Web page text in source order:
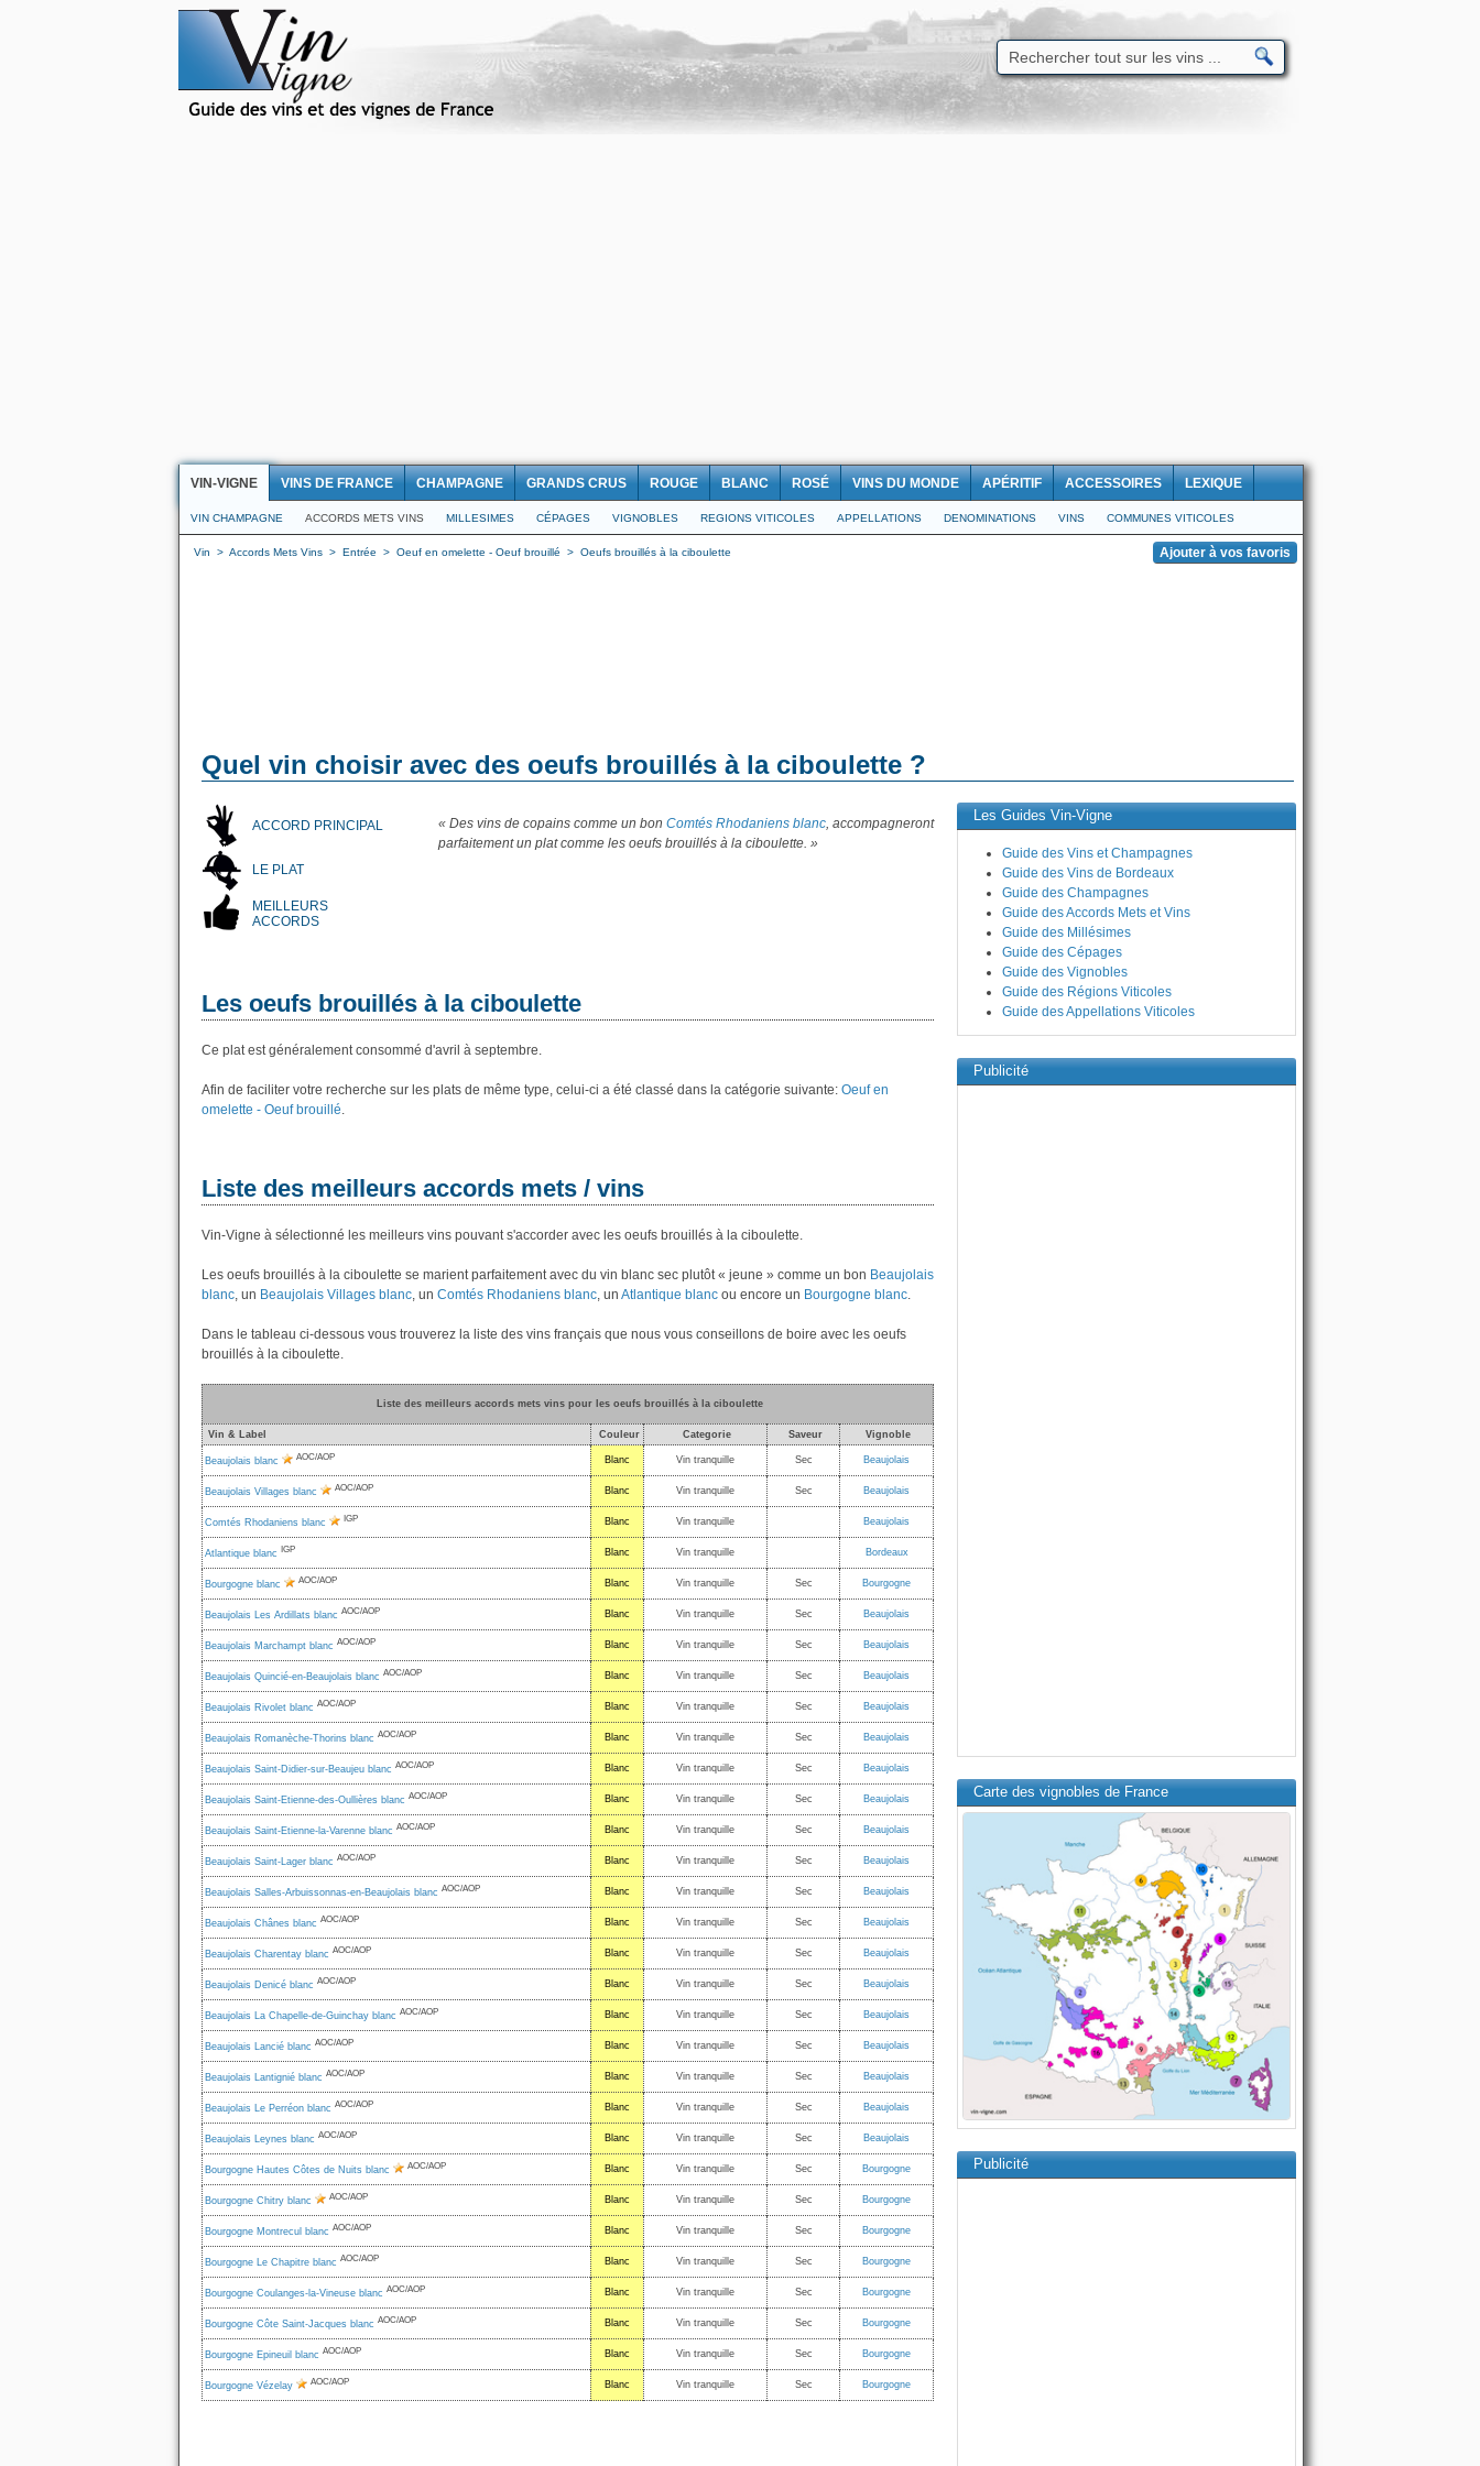
VIN-VIGNE VINS DE FRANCE CHAMPAGNE GRANDS CRUS ROUGE BLANC ROSÉ VINS DU MONDE APÉRITIF ACCESSOIRES LEXIQUE
VIN CHAMPAGNE ACCORDS METS VINS MILLESIMES CÉPAGES VIGNOBLES REGIONS VITICOLES APPELLATIONS DENOMINATIONS VINS COMMUNES VITICOLES
Vin > Accords Mets Vins > Entrée > Oeuf en omelette - Oeuf brouillé > Oeufs brouillés à la ciboulette
Quel vin choisir avec des oeufs brouillés à la ciboulette ?
ACCORD PRINCIPAL
LE PLAT
MEILLEURS
ACCORDS
« Des vins de copains comme un bon Comtés Rhodaniens blanc, accompagneront
parfaitement un plat comme les oeufs brouillés à la ciboulette. »
Les oeufs brouillés à la ciboulette
Ce plat est généralement consommé d'avril à septembre.
Afin de faciliter votre recherche sur les plats de même type, celui-ci a été classé dans la catégorie suivante: Oeuf en
omelette - Oeuf brouillé.
Liste des meilleurs accords mets / vins
Vin-Vigne à sélectionné les meilleurs vins pouvant s'accorder avec les oeufs brouillés à la ciboulette.
Les oeufs brouillés à la ciboulette se marient parfaitement avec du vin blanc sec plutôt « jeune » comme un bon Beaujolais
blanc, un Beaujolais Villages blanc, un Comtés Rhodaniens blanc, un Atlantique blanc ou encore un Bourgogne blanc.
Dans le tableau ci-dessous vous trouverez la liste des vins français que nous vous conseillons de boire avec les oeufs
brouillés à la ciboulette.
Liste des meilleurs accords mets vins pour les oeufs brouillés à la ciboulette
Vin & Label Couleur Categorie Saveur Vignoble
Beaujolais blanc AOC/AOP Blanc Vin tranquille Sec Beaujolais
Beaujolais Villages blanc AOC/AOP Blanc Vin tranquille Sec Beaujolais
Comtés Rhodaniens blanc IGP Blanc Vin tranquille Beaujolais
Atlantique blanc IGP Blanc Vin tranquille Bordeaux
Bourgogne blanc AOC/AOP Blanc Vin tranquille Sec Bourgogne
Beaujolais Les Ardillats blanc AOC/AOP Blanc Vin tranquille Sec Beaujolais
Beaujolais Marchampt blanc AOC/AOP Blanc Vin tranquille Sec Beaujolais
Beaujolais Quincié-en-Beaujolais blanc AOC/AOP Blanc Vin tranquille Sec Beaujolais
Beaujolais Rivolet blanc AOC/AOP Blanc Vin tranquille Sec Beaujolais
Beaujolais Romanèche-Thorins blanc AOC/AOP Blanc Vin tranquille Sec Beaujolais
Beaujolais Saint-Didier-sur-Beaujeu blanc AOC/AOP Blanc Vin tranquille Sec Beaujolais
Beaujolais Saint-Etienne-des-Oullières blanc AOC/AOP Blanc Vin tranquille Sec Beaujolais
Beaujolais Saint-Etienne-la-Varenne blanc AOC/AOP Blanc Vin tranquille Sec Beaujolais
Beaujolais Saint-Lager blanc AOC/AOP Blanc Vin tranquille Sec Beaujolais
Beaujolais Salles-Arbuissonnas-en-Beaujolais blanc AOC/AOP Blanc Vin tranquille Sec Beaujolais
Beaujolais Chânes blanc AOC/AOP Blanc Vin tranquille Sec Beaujolais
Beaujolais Charentay blanc AOC/AOP Blanc Vin tranquille Sec Beaujolais
Beaujolais Denicé blanc AOC/AOP Blanc Vin tranquille Sec Beaujolais
Beaujolais La Chapelle-de-Guinchay blanc AOC/AOP Blanc Vin tranquille Sec Beaujolais
Beaujolais Lancié blanc AOC/AOP Blanc Vin tranquille Sec Beaujolais
Beaujolais Lantignié blanc AOC/AOP Blanc Vin tranquille Sec Beaujolais
Beaujolais Le Perréon blanc AOC/AOP Blanc Vin tranquille Sec Beaujolais
Beaujolais Leynes blanc AOC/AOP Blanc Vin tranquille Sec Beaujolais
Bourgogne Hautes Côtes de Nuits blanc AOC/AOP Blanc Vin tranquille Sec Bourgogne
Bourgogne Chitry blanc AOC/AOP Blanc Vin tranquille Sec Bourgogne
Bourgogne Montrecul blanc AOC/AOP Blanc Vin tranquille Sec Bourgogne
Bourgogne Le Chapitre blanc AOC/AOP Blanc Vin tranquille Sec Bourgogne
Bourgogne Coulanges-la-Vineuse blanc AOC/AOP Blanc Vin tranquille Sec Bourgogne
Bourgogne Côte Saint-Jacques blanc AOC/AOP Blanc Vin tranquille Sec Bourgogne
Bourgogne Epineuil blanc AOC/AOP Blanc Vin tranquille Sec Bourgogne
Bourgogne Vézelay AOC/AOP Blanc Vin tranquille Sec Bourgogne
Les Guides Vin-Vigne
Guide des Vins et Champagnes
Guide des Vins de Bordeaux
Guide des Champagnes
Guide des Accords Mets et Vins
Guide des Millésimes
Guide des Cépages
Guide des Vignobles
Guide des Régions Viticoles
Guide des Appellations Viticoles
Publicité
Carte des vignobles de France
Publicité